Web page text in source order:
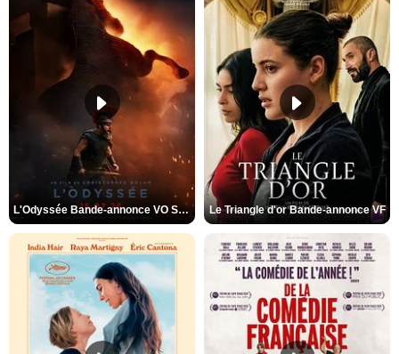
L'Odyssée Bande-annonce VO STFR Le Triangle d'or Bande-annonce VF